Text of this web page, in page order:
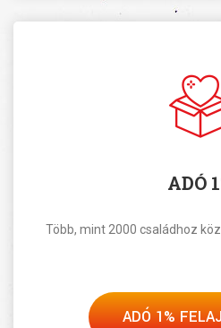
ADÓ
Több, mint 2000 családhoz
ADÓ 1%